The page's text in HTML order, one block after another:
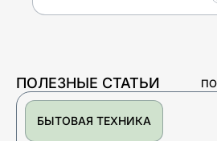
ПОЛЕЗНЫЕ СТАТЬИ
БЫТОВАЯ ТЕХНИКА